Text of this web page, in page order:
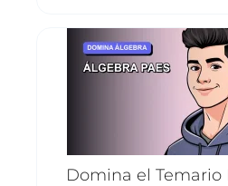
Domina el Temario